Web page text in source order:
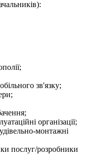
зв'язку;
організації;
монтажні
послуг/розробники